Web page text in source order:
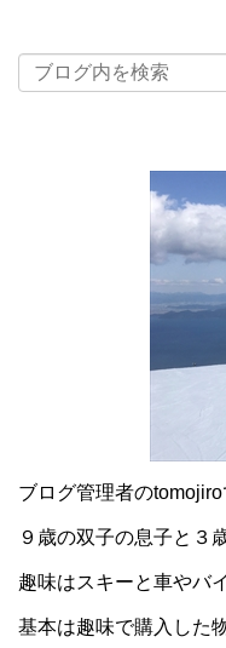
ブログ管理者のtomojiro
９歳の双子の息子と３
趣味はスキーと車やバ
基本は趣味で購入した